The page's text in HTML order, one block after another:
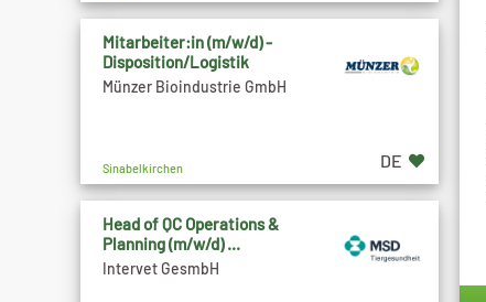
Mitarbeiter:in (m/w/d) -
Disposition/Logistik
Münzer Bioindustrie GmbH
Sinabelkirchen DE
Head of QC Operations &
Planning (m/w/d) ...
Intervet GesmbH